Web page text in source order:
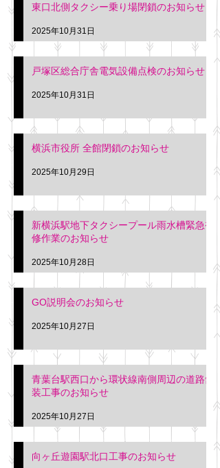
東口北側タクシー乗り場閉鎖のお知らせ
2025年10月31日
戸塚区総合庁舎電気設備点検のお知らせ
2025年10月31日
横浜市役所 全館閉鎖のお知らせ
2025年10月29日
新横浜駅地下タクシープール雨水槽緊急補
修作業のお知らせ
2025年10月28日
GO説明会のお知らせ
2025年10月27日
青葉台駅西口から環状線南側周辺の道路舗
装工事のお知らせ
2025年10月27日
向ヶ丘遊園駅北口工事のお知らせ